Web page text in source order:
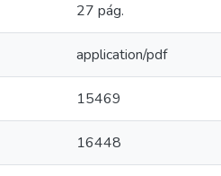
27 pág.
application/pdf
15469
16448